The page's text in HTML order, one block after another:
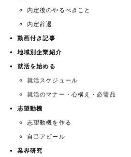
内定後のやるべきこと
内定辞退
動画付き記事
地域別企業紹介
就活を始める
就活スケジュール
就活のマナー・心構え・必需品
志望動機
志望動機を作る
自己アピール
業界研究